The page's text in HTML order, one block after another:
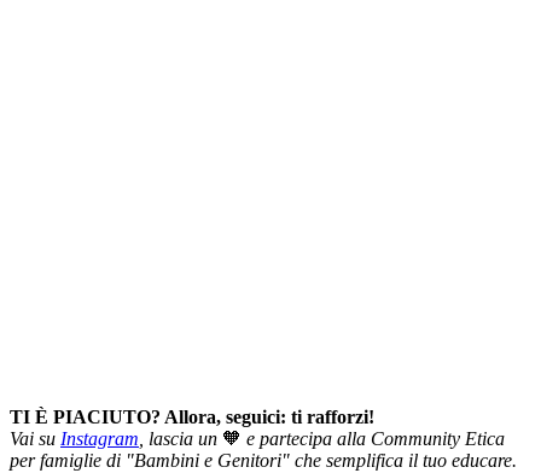
TI È PIACIUTO? Allora, seguici: ti rafforzi!
Vai su Instagram, lascia un 🧡 e partecipa alla Community Etica
per famiglie di "Bambini e Genitori" che semplifica il tuo educare.